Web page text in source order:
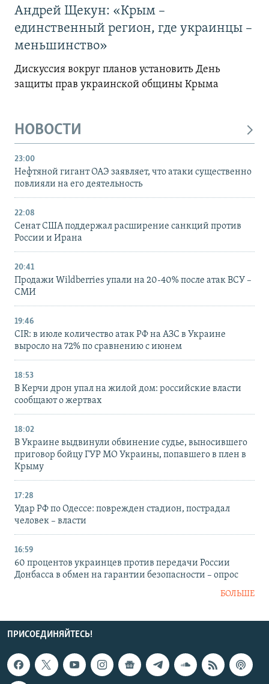
Андрей Щекун: «Крым –
единственный регион, где украинцы –
меньшинство»
Дискуссия вокруг планов установить День
защиты прав украинской общины Крыма
НОВОСТИ
23:00
Нефтяной гигант ОАЭ заявляет, что атаки существенно
повлияли на его деятельность
22:08
Сенат США поддержал расширение санкций против
России и Ирана
20:41
Продажи Wildberries упали на 20-40% после атак ВСУ –
СМИ
19:46
CIR: в июле количество атак РФ на АЗС в Украине
выросло на 72% по сравнению с июнем
18:53
В Керчи дрон упал на жилой дом: российские власти
сообщают о жертвах
18:02
В Украине выдвинули обвинение судье, выносившего
приговор бойцу ГУР МО Украины, попавшего в плен в
Крыму
17:28
Удар РФ по Одессе: поврежден стадион, пострадал
человек – власти
16:59
60 процентов украинцев против передачи России
Донбасса в обмен на гарантии безопасности – опрос
БОЛЬШЕ
ПРИСОЕДИНЯЙТЕСЬ!